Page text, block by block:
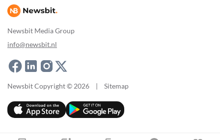
Newsbit Media Group
info@newsbit.nl
Newsbit Copyright © 2026 | Sitemap